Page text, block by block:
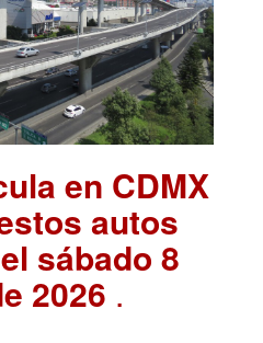
en CDMX
autos
sábado 8
2026 .